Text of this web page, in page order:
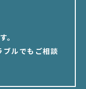
。
ブルでもご相談